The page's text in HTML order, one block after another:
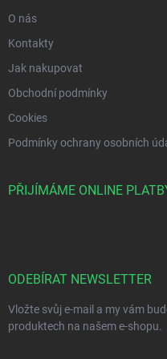
O nás
Kontakty
Jak nakupovat
Obchodní podmínky
Cookies
Podmínky ochrany osobních
PŘIJÍMÁME ONLINE
ODEBÍRAT NEWSLETTER
Vložte svůj e-mail a my vám
produktech na našem e-shopu.